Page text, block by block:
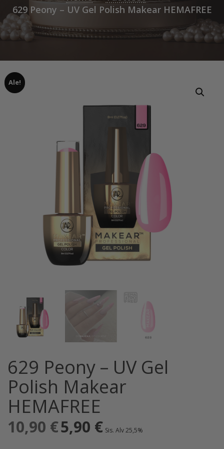
629 Peony – UV Gel Polish Makear HEMAFREE
Ale!
629 Peony – UV Gel
Polish Makear
HEMAFREE
10,90 € Alkuperäinen
hinta
5,90 €Nykyinen
hinta
Sis. Alv 25,5%